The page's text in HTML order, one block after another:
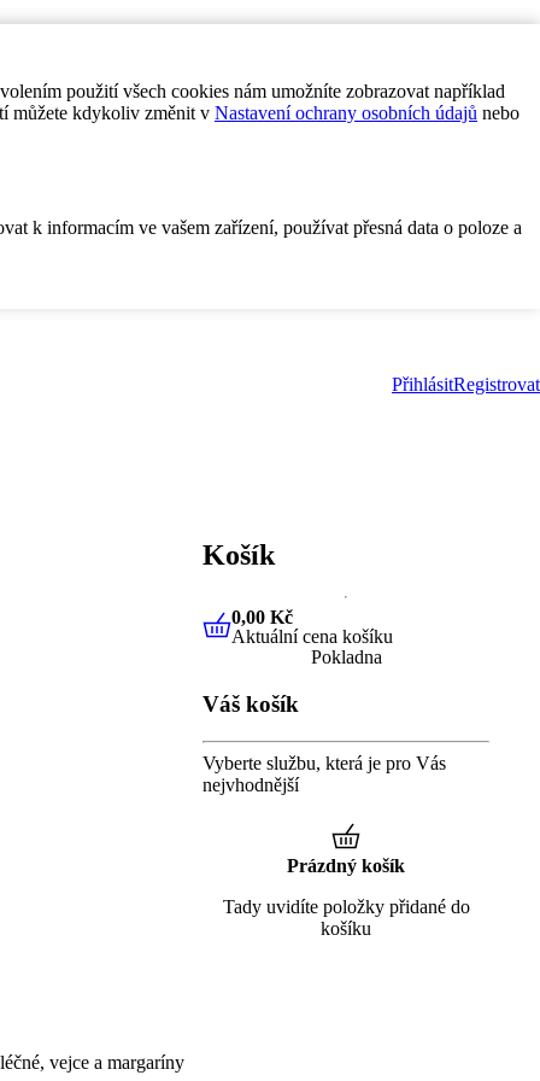
použití všech cookies nám umožníte zobrazovat například
můžete kdykoliv změnit v Nastavení ochrany osobních údajů nebo
k informacím ve vašem zařízení, používat přesná data o poloze a
PřihlásitRegistrovat
vejce a margaríny
Košík
0,00 KčAktuální cena košíku
0,00 Kč
Aktuální cena košíku
Pokladna
Váš košík
Vyberte službu, která je pro Vás
nejvhodnější
Prázdný košík
Tady uvidíte položky přidané do
košíku